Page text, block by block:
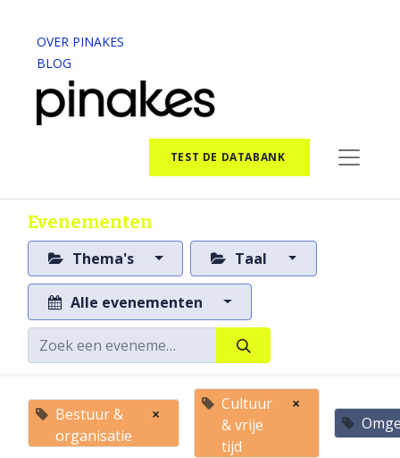
OVER PINAKES
BLOG
TEST DE DATABANK
Evenementen
Thema's Taal
Alle evenementen
Bestuur &
organisatie
×
Cultuur
& vrije
tijd
×